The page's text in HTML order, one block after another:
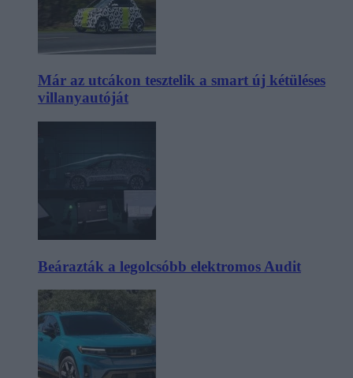
Már az utcákon tesztelik a smart új kétüléses
villanyautóját
Beárazták a legolcsóbb elektromos Audit